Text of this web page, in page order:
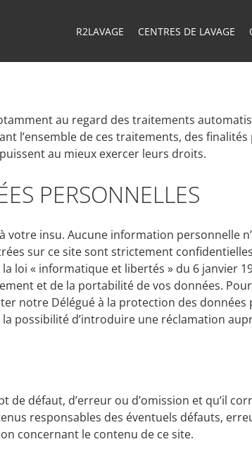
R2LAVAGE CENTRES DE LAVAGE
au regard des traitements
l’ensemble de ces traitements, des
au mieux exercer leurs droits.
PERSONNELLES
insu. Aucune information personnelle
sur ce site sont strictement confidentielles
loi « informatique et libertés » du 6 janvier
et de la portabilité de vos données.
notre Délégué à la protection des
possibilité d’introduire une réclamation
défaut, d’erreur ou d’omission et qu’il
responsables des éventuels défauts,
concernant le contenu de ce site.